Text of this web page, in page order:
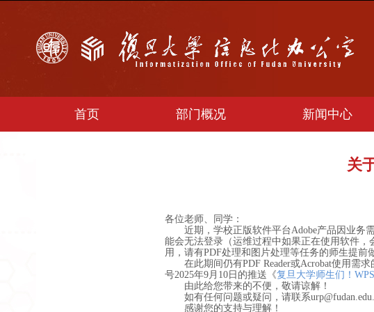
首页 部门概况 新闻中心
关
各位老师、同学：
近期，学校正版软件平台Adobe产品因业务
能会无法登录（运维过程中如果正在使用软件
用，请有PDF处理和图片处理等任务的师生提前
在此期间仍有PDF Reader或Acrobat使用需求
号2025年9月10日的推送 《复旦大学师生们！
由此给您带来的不便，敬请谅解！
如有任何问题或疑问，请联系
感谢您的支持与理解！